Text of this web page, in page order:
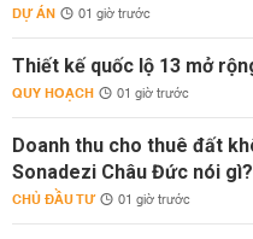
DỰ ÁN 01 giờ trước
Thiết kế quốc lộ 13 mở
QUY HOẠCH 01 giờ trước
Doanh thu cho thuê đất
Sonadezi Châu Đức nói gì?
CHỦ ĐẦU TƯ 01 giờ trước